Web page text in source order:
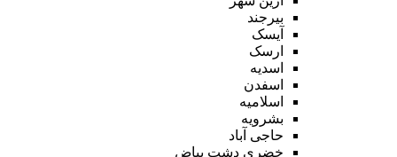
بیرجند
آیسک
ارسک
اسدیه
اسفدن
اسلامیه
بشرویه
حاجی آباد
خضری دشت بیاض